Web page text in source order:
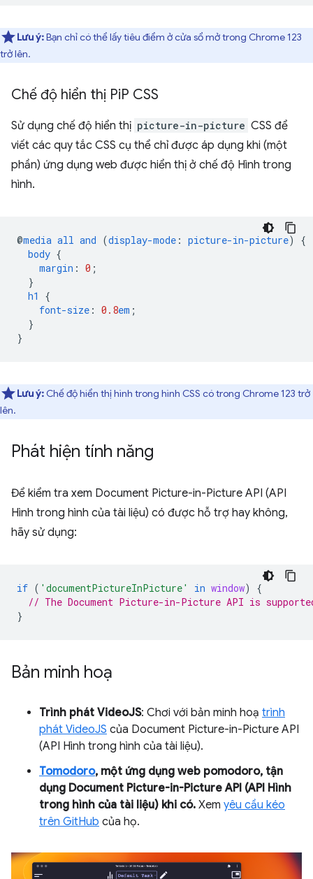
Lưu ý:Bạn chỉ có thể lấy tiêu điểm ở cửa sổ mở trong Chrome 123
trở lên.
Chế độ hiển thị PiP CSS
Sử dụng chế độ hiển thị picture-in-picture CSS để
viết các quy tắc CSS cụ thể chỉ được áp dụng khi (một
phần) ứng dụng web được hiển thị ở chế độ Hình trong
hình.
@media all and (display-mode : picture-in-picture)
{
body {
margin : 0 ;
}
h1
{
font-size : 0.8em ;
}
}
Lưu ý: Chế độ hiển thị hình trong hình CSS có trong Chrome 123 trở
lên.
Phát hiện tính năng
Để kiểm tra xem Document Picture-in-Picture API (API
Hình trong hình của tài liệu) có được hỗ trợ hay không,
hãy sử dụng:
if ( 'documentPictureInPicture' in window)
{
// The Document Picture-in-Picture API is
}
Bản minh hoạ
Trình phát VideoJS: Chơi với bản minh hoạ trình
phát VideoJS của Document Picture-in-Picture API
(API Hình trong hình của tài liệu).
Tomodoro, một ứng dụng web pomodoro, tận
dụng Document Picture-in-Picture API (API Hình
trong hình của tài liệu) khi có. Xem yêu cầu kéo
trên GitHub của họ.